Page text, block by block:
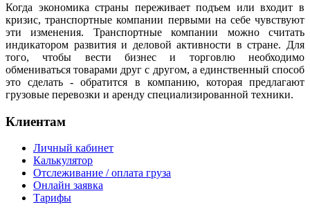
Когда экономика страны переживает подъем или входит в
кризис, транспортные компании первыми на себе чувствуют
эти изменения. Транспортные компании можно считать
индикатором развития и деловой активности в стране. Для
того, чтобы вести бизнес и торговлю необходимо
обмениваться товарами друг с другом, а единственный способ
это сделать - обратится в компанию, которая предлагают
грузовые перевозки и аренду специализированной техники.
Клиентам
Личный кабинет
Калькулятор
Отслеживание / оплата груза
Онлайн заявка
Тарифы